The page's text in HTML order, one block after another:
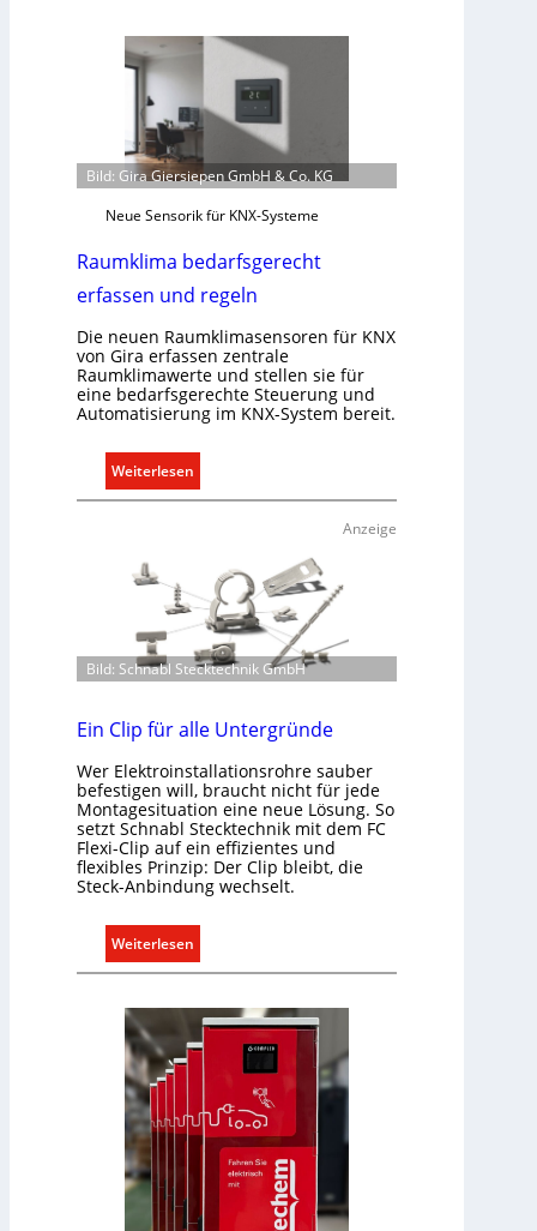
Bild: Gira Giersiepen GmbH & Co. KG
Neue Sensorik für KNX-Systeme
Raumklima bedarfsgerecht
erfassen und regeln
Die neuen Raumklimasensoren für KNX
von Gira erfassen zentrale
Raumklimawerte und stellen sie für
eine bedarfsgerechte Steuerung und
Automatisierung im KNX-System bereit.
Weiterlesen
R
k
i
m
b
d
a
r
f
s
g
e
e
h
t
f
a
e
Anzeige
Bild: Schnabl Stecktechnik GmbH
Ein Clip für alle Untergründe
Wer Elektroinstallationsrohre sauber
befestigen will, braucht nicht für jede
Montagesituation eine neue Lösung. So
setzt Schnabl Stecktechnik mit dem FC
Flexi-Clip auf ein effizientes und
flexibles Prinzip: Der Clip bleibt, die
Steck-Anbindung wechselt.
Weiterlesen
E
n
C
p
a